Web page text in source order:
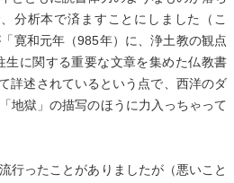
分析本で済ますことにしました（こ
寛和元年（985年）に、浄土教の観点
に関する重要な文章を集めた仏教書
詳述されているという点で、西洋のダ
地獄」の描写のほうに力入っちゃって
行ったことがありましたが（悪いこと